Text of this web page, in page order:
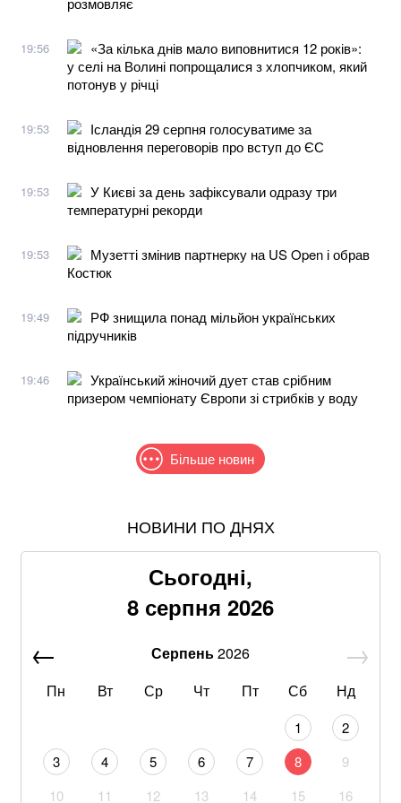
19:56
«За кілька днів мало виповнитися 12 років»:
у селі на Волині попрощалися з хлопчиком, який
потонув у річці
19:53
Ісландія 29 серпня голосуватиме за
відновлення переговорів про вступ до ЄС
19:53
У Києві за день зафіксували одразу три
температурні рекорди
19:53
Музетті змінив партнерку на US Open і обрав
Костюк
19:49
РФ знищила понад мільйон українських
підручників
19:46
Український жіночий дует став срібним
призером чемпіонату Європи зі стрибків у воду
Більше новин
Понад 9,2 млрд грн: що відомо про нову гучну
Хвиля похолодання накриє Україну: Діденко назвала
дату завершення аномальної спеки
Google прибирає одну з найзручніших функцій
Що корисніше — кавун чи диня: експерти дали
Літній хіт: салат із кавуном, який готується за 10
хвилин
НОВИНИ ПО ДНЯХ
Сьогодні,
8 серпня 2026
Серпень2026
Пн
Вт Ср Чт Пт Сб Нд
1
2
3
4 5 6 7 8
9
10
11 12 13 14 15
16